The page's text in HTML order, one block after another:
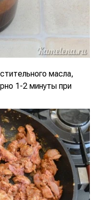
масла,
1-2 минуты при